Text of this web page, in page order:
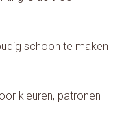
schoon te maken
kleuren, patronen